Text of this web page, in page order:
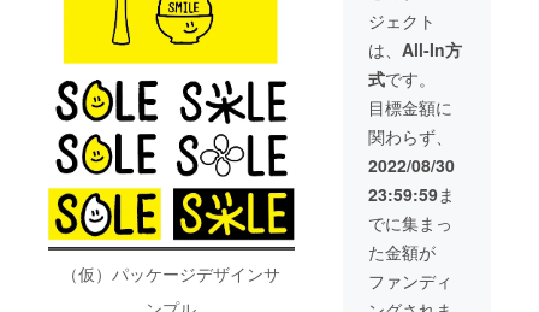
（仮）パッケージデザインサ
2021年
産 内容
量：5㎏
精米時
期：適
宜 （発
送する
前日ま
たは当
日） 販
売者：
福田農
園 栃木
県宇都
宮市新
里町乙
す。 ※
発送時
期は
2022年
10月の
予定で
す。 名
称：精
米 原料
玄米：
単一原
料米 産
地： 栃
木県 品
種：コ
シヒカ
2cm ・
デザイ
ンは現
在準備
中で
す。 ※2
名さま
限定で
す。 ※
送料込
みのお
値段で
す。 ※
発送時
期は
2022年
栃木県
産(単一
原料米)
起人 福
田幸恵
からの
お礼の
お手紙
３）オ
リジナ
ルス
テッ
カー
《ス
テッ
洗米：
とがず
に軽く
水洗い
する程
度で
OK！ お
届けす
１）ス
マイル
米 10kg
（コシ
ヒカ
リ）：
無洗米
の3種類
からお
選びい
ただけ
ます。
標準：
ヌカを
取り除
いた一
般的な
白米で
す。 上
白：標
準より
ヌカを
思わず
笑顔に
なっ
ちゃう
ような
美味し
いお米
で、毎
日の食
事に
ハッ
ピース
マイル
を届け
ます。
ジェクト
は、 All-In方
式です。
目標金額に
関わらず、
2022/08/30
23:59:59ま
でに集まっ
た金額が
ファンディ